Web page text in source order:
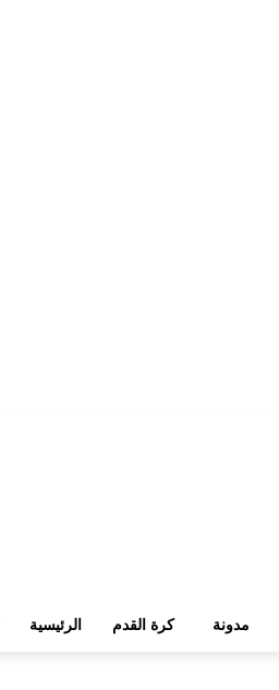
مدونة كرة القدم الرئيسية